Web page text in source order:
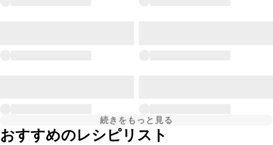
続きをもっと見る
おすすめのレシピリスト